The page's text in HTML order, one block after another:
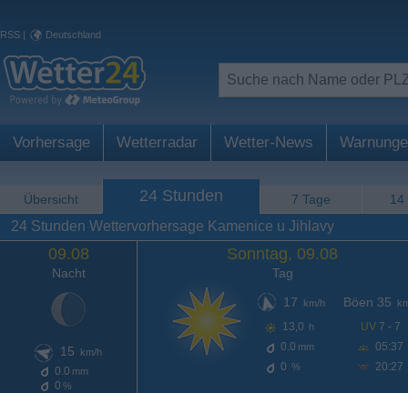
RSS | Deutschland
Vorhersage Wetterradar Wetter-News
Übersicht 24 Stunden 7 Tage 14
24 Stunden Wettervorhersage Kamenice u Jihlavy
09.08
Nacht
15 km/h
0.0 mm
0 %
Sonntag, 09.08
Tag
17
km/h
13,0 h
0.0 mm
0 %
Böen 35
UV 7 - 7
05:37
20:27